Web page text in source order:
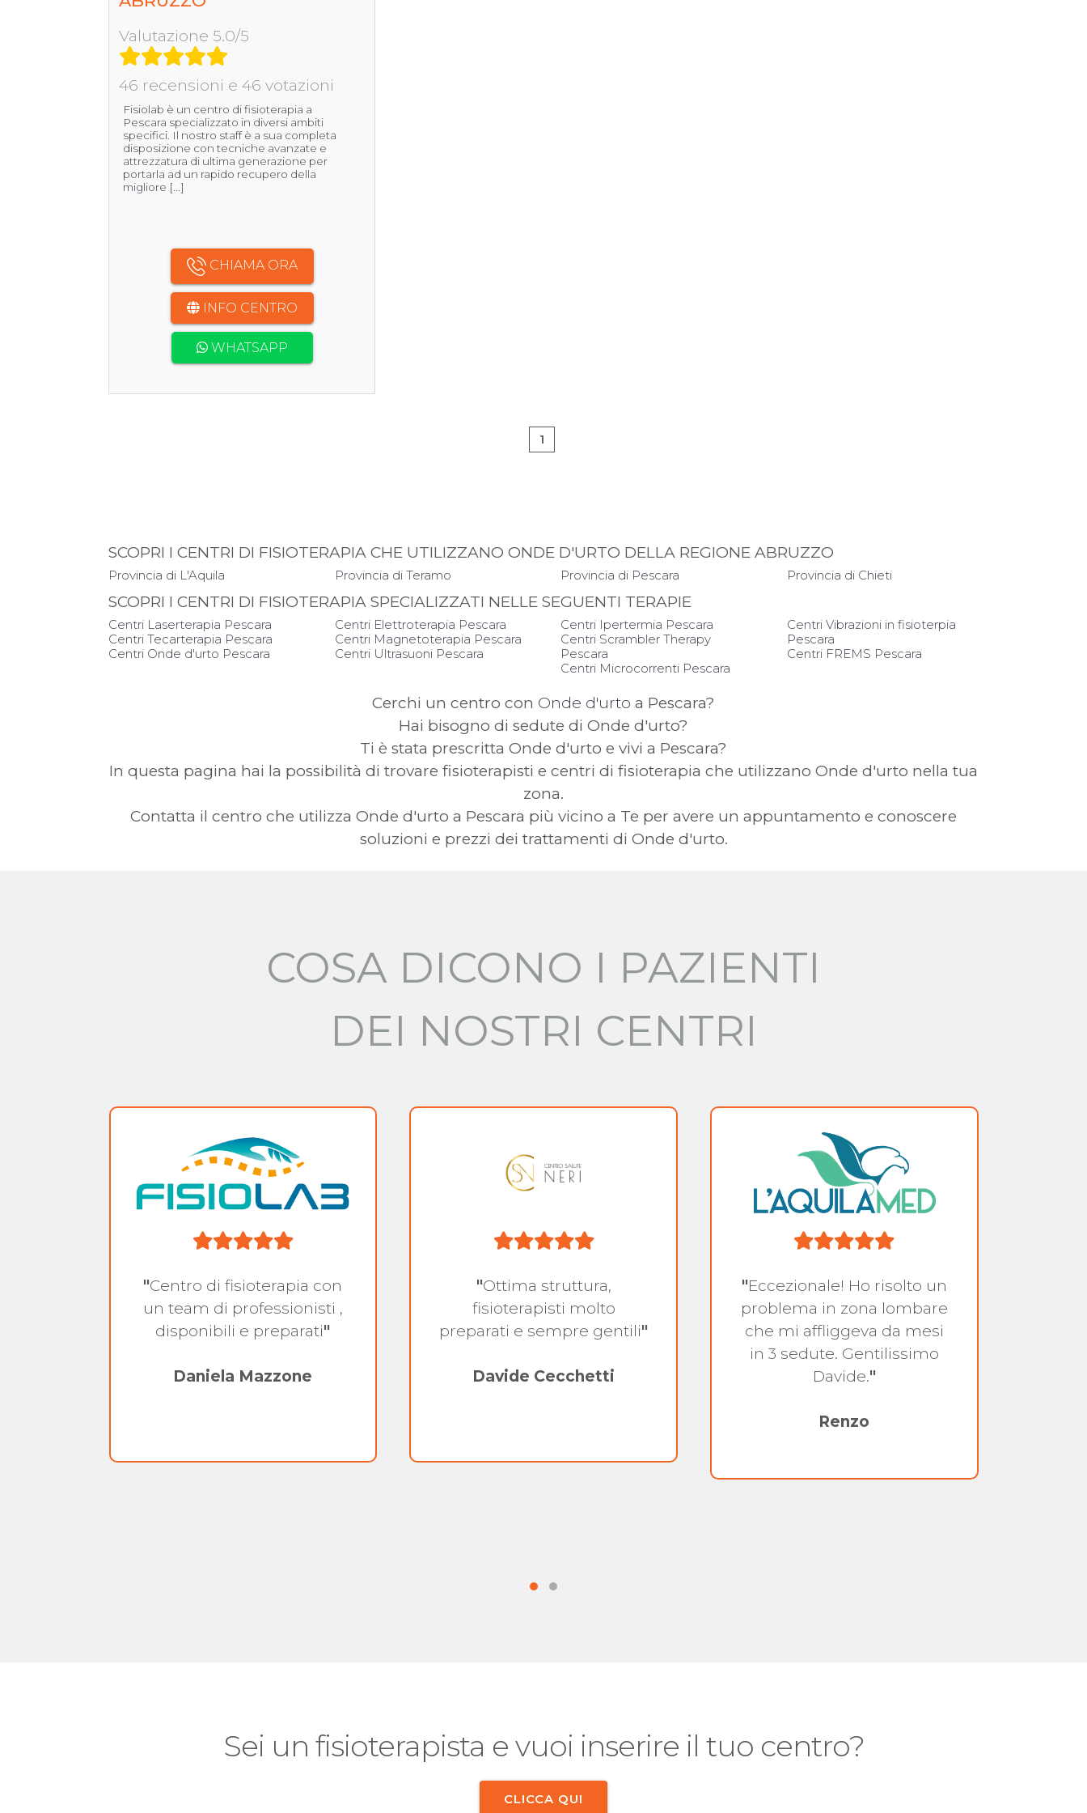
Valutazione 5.0/5
46 recensioni e 46 votazioni
Fisiolab è un centro di fisioterapia a
Pescara specializzato in diversi ambiti
specifici. Il nostro staff è a sua completa
disposizione con tecniche avanzate e
attrezzatura di ultima generazione per
portarla ad un rapido recupero della
migliore [...]
CHIAMA ORA
INFO CENTRO
WHATSAPP
1
SCOPRI I CENTRI DI FISIOTERAPIA CHE UTILIZZANO ONDE D'URTO DELLA REGIONE ABRUZZO
Provincia di L'Aquila Provincia di Teramo Provincia di Pescara Provincia di Chieti
SCOPRI I CENTRI DI FISIOTERAPIA SPECIALIZZATI NELLE SEGUENTI TERAPIE
Centri Laserterapia Pescara
Centri Tecarterapia Pescara
Centri Onde d'urto Pescara
Centri Elettroterapia Pescara
Centri Magnetoterapia Pescara
Centri Ultrasuoni Pescara
Centri Ipertermia Pescara
Centri Scrambler Therapy
Pescara
Centri Microcorrenti Pescara
Centri Vibrazioni in fisioterpia
Pescara
Centri FREMS Pescara
Cerchi un centro con Onde d'urto a Pescara?
Hai bisogno di sedute di Onde d'urto?
Ti è stata prescritta Onde d'urto e vivi a Pescara?
In questa pagina hai la possibilità di trovare fisioterapisti e centri di fisioterapia che utilizzano Onde d'urto nella tua
zona.
Contatta il centro che utilizza Onde d'urto a Pescara più vicino a Te per avere un appuntamento e conoscere
soluzioni e prezzi dei trattamenti di Onde d'urto.
COSA DICONO I PAZIENTI
DEI NOSTRI CENTRI
"Centro di fisioterapia con
un team di professionisti ,
disponibili e preparati"
Daniela Mazzone
"Ottima struttura,
fisioterapisti molto
preparati e sempre gentili"
Davide Cecchetti
"Eccezionale! Ho risolto un
problema in zona lombare
che mi affliggeva da mesi
in 3 sedute. Gentilissimo
Davide."
Renzo
Sei un fisioterapista e vuoi inserire il tuo centro?
CLICCA QUI